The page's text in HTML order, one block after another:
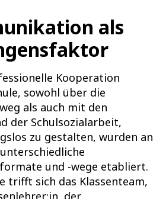
als
Kooperation
sowohl über die
als auch mit den
der Schulsozialarbeit,
zu gestalten, wurden an
und -wege etabliert.
trifft sich das Klassenteam,
der